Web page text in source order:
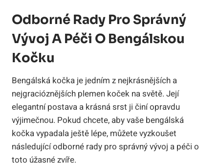
Odborné Rady Pro Správný
Vývoj A Péči O Bengálskou
Kočku
Bengálská kočka je jedním z nejkrásnějších a
nejgracióznějších plemen koček na světě. Její
elegantní postava a krásná srst ji činí opravdu
výjimečnou. Pokud chcete, aby vaše bengálská
kočka vypadala ještě lépe, můžete vyzkoušet
následující odborné rady pro správný vývoj a péči o
toto úžasné zvíře.